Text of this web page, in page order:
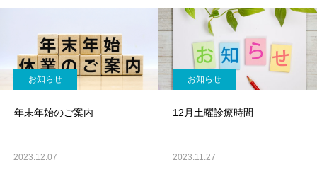
小児矯正
インプ
お知らせ
年末年始のご案内
2023.12.07
お知らせ
12月土曜診療時間
2023.11.27